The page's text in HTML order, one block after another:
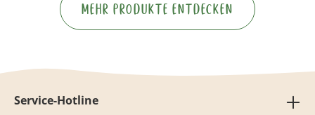
Mehr Produkte entdecken
Service-Hotline